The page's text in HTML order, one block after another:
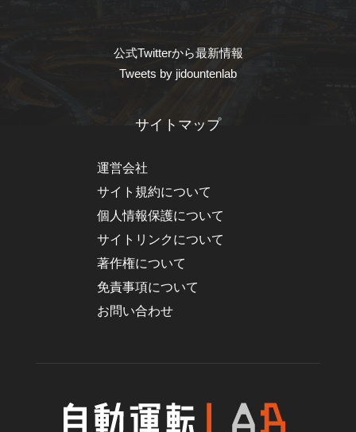
公式Twitterから最新情報
Tweets by jidountenlab
サイトマップ
運営会社
サイト規約について
個人情報保護について
サイトリンクについて
著作権について
免責事項について
お問い合わせ